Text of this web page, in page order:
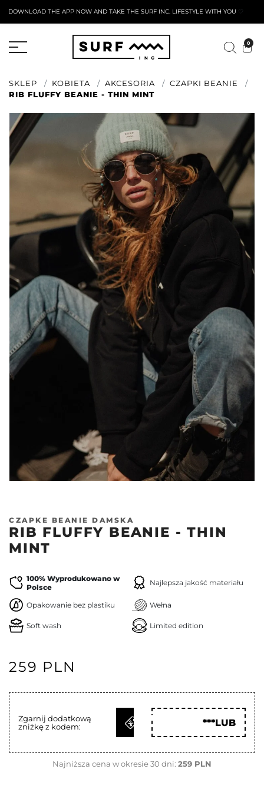
DOWNLOAD THE APP NOW AND TAKE THE SURF INC. LIFESTYLE WITH YOU 🤍
0
SKLEP KOBIETA AKCESORIA
CZAPKI BEANIE
RIB FLUFFY BEANIE - THIN MINT
CZAPKE BEANIE DAMSKA
RIB FLUFFY BEANIE - THIN
MINT
100% Wyprodukowano w
Polsce
Najlepsza jakość materiału
Opakowanie bez plastiku Wełna
Soft wash Limited edition
259 PLN
Zgarnij dodatkową
zniżkę z kodem:
ODBIERZ
***LUB
Najniższa cena w okresie 30 dni: 259 PLN
AKTYWNY FORMULARZ ZWROTU